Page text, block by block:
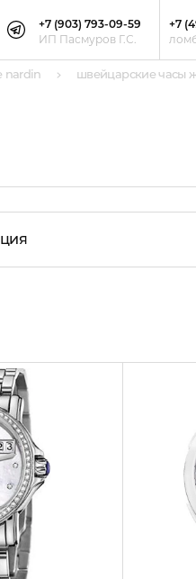
+7 (903) 793-09-59
ИП Пасмуров Г.С.
+7
nardin швейцарские часы